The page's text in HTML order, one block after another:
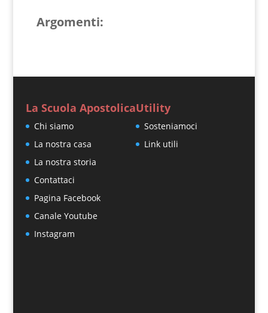
Argomenti:
La Scuola Apostolica
Chi siamo
La nostra casa
La nostra storia
Contattaci
Pagina Facebook
Canale Youtube
Instagram
Utility
Sosteniamoci
Link utili